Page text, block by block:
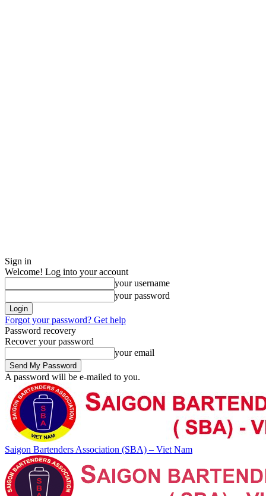
Sign in
Welcome! Log into your account
your username
your password
Forgot your password? Get help
Password recovery
Recover your password
your email
A password will be e-mailed to you.
Saigon Bartenders Association (SBA) – Viet Nam